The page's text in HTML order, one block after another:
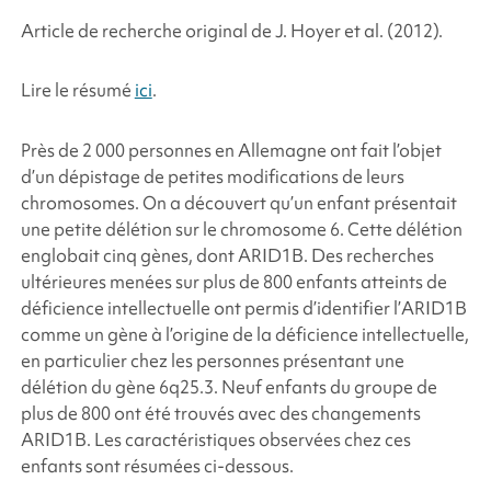
Article de recherche original de J. Hoyeret al. (2012).
Lire le résumé ici.
Près de 2 000 personnes en Allemagne ont fait l’objet
d’un dépistage de petites modifications de leurs
chromosomes. On a découvert qu’un enfant présentait
une petite délétion sur le chromosome 6. Cette délétion
englobait cinq gènes, dontARID1B. Des recherches
ultérieures menées sur plus de 800 enfants atteints de
déficience intellectuelle ont permis d’identifier l’ARID1B
comme un gène à l’origine de la déficience intellectuelle,
en particulier chez les personnes présentant une
délétion du gène 6q25.3. Neuf enfants du groupe de
plus de 800 ont été trouvés avec des changements
ARID1B. Les caractéristiques observées chez ces
enfants sont résumées ci-dessous.